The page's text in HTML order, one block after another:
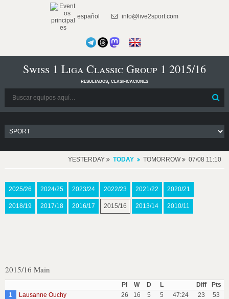
español info@live2sport.com
Swiss 1 Liga Classic Group 1 2015/16
resultados, clasificaciones
YESTERDAY TODAY TOMORROW 07/08 11:10
2025/26 2024/25 2023/24 2022/23 2021/22 2020/21
2018/19 2017/18 2016/17 2015/16 2013/14 2010/11
2015/16 Main
Pl W D L Diff
Pts
1
Lausanne Ouchy 26 16 5 5 47:24 23
53